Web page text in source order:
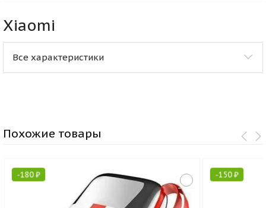
Xiaomi
Все характеристики
Похожие товары
-180₽ -150₽